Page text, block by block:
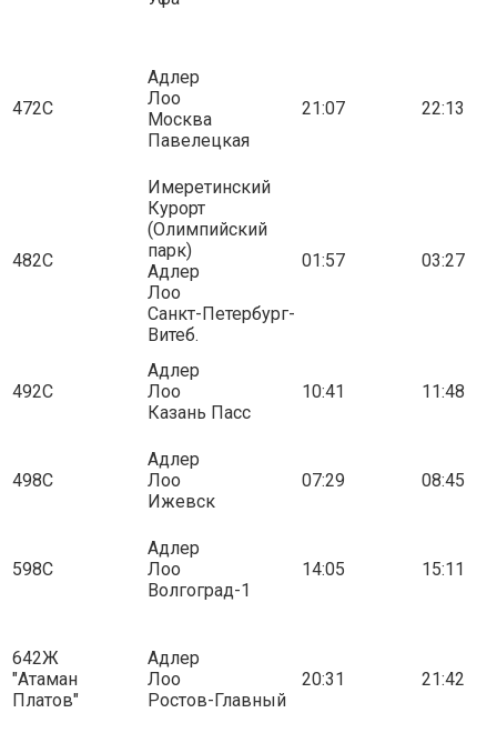
472С
Адлер
Лоо
Москва
Павелецкая
21:07 22:13
482С
Имеретинский
Курорт
(Олимпийский
парк)
Адлер
Лоо
Санкт-Петербург-
Витеб.
01:57 03:27
492С
Адлер
Лоо
Казань Пасс
10:41 11:48
498С
Адлер
Лоо
Ижевск
07:29 08:45
598С
Адлер
Лоо
Волгоград-1
14:05 15:11
642Ж
"Атаман
Платов"
Адлер
Лоо
Ростов-Главный
20:31 21:42